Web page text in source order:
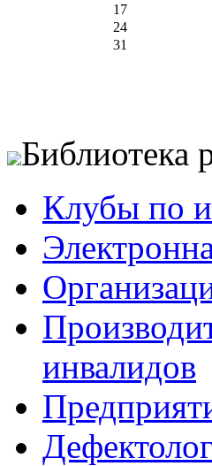
17
24
31
Библиотека
Клубы по
инвалидов